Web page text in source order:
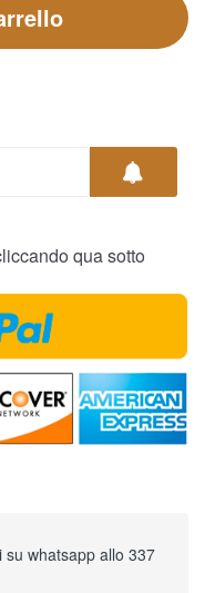
qua sotto
whatsapp allo 337